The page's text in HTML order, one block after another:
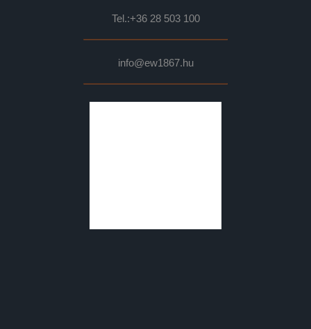
Tel.:+36 28 503 100
info@ew1867.hu